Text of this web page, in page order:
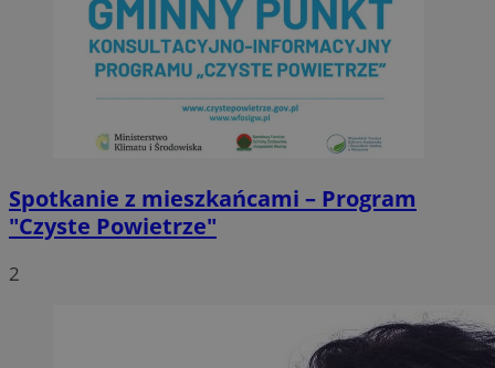
Spotkanie z mieszkańcami – Program
"Czyste Powietrze"
2